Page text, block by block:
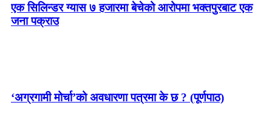
एक सिलिन्डर ग्यास ७ हजारमा बेचेको आरोपमा भक्तपुरबाट एक
जना पक्राउ
‘अग्रगामी मोर्चा’को अवधारणा पत्रमा के छ ? (पूर्णपाठ)